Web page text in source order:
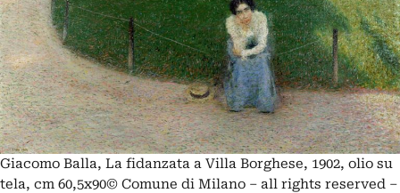
Giacomo Balla, La fidanzata a Villa Borghese, 1902, olio su
tela, cm 60,5x90© Comune di Milano – all rights reserved –